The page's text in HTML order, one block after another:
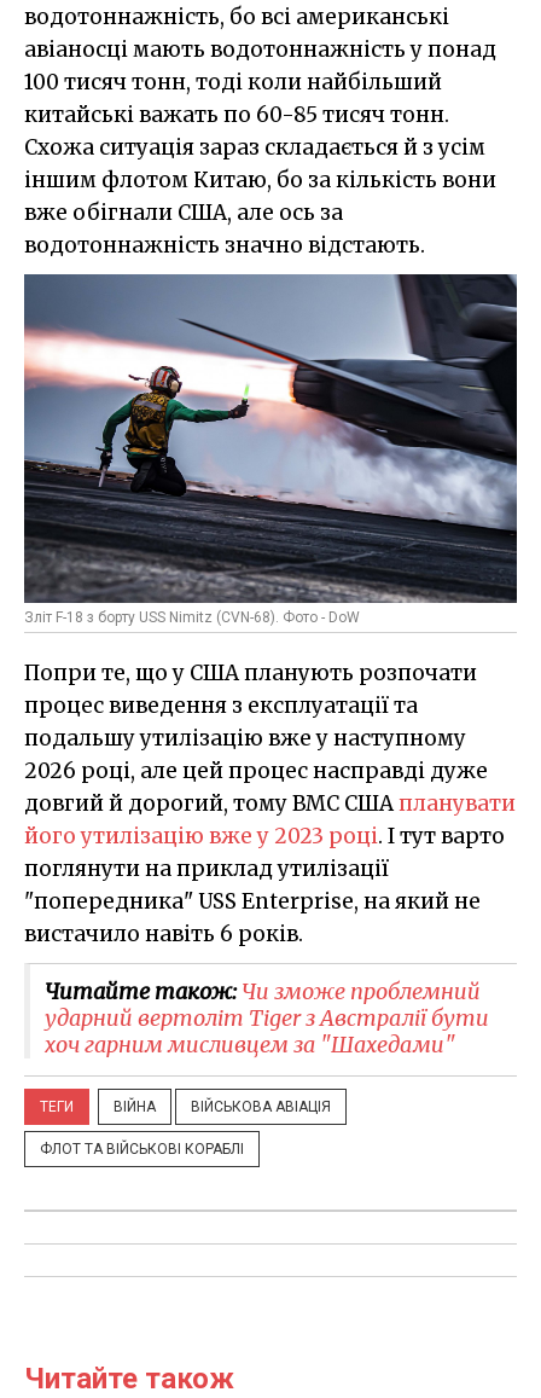
водотоннажність, бо всі американські
авіаносці мають водотоннажність у понад
100 тисяч тонн, тоді коли найбільший
китайські важать по 60-85 тисяч тонн.
Схожа ситуація зараз складається й з усім
іншим флотом Китаю, бо за кількість вони
вже обігнали США, але ось за
водотоннажність значно відстають.
Зліт F-18 з борту USS Nimitz (CVN-68). Фото - DoW
Попри те, що у США планують розпочати
процес виведення з експлуатації та
подальшу утилізацію вже у наступному
2026 році, але цей процес насправді дуже
довгий й дорогий, тому ВМС СШАпланувати
його утилізацію вже у 2023 році. І тут варто
поглянути на приклад утилізації
"попередника" USS Enterprise, на який не
вистачило навіть 6 років.
Читайте також:Чи зможе проблемний
ударний вертоліт Tiger з Австралії бути
хоч гарним мисливцем за "Шахедами"
ТЕГИ ВІЙНА ВІЙСЬКОВА АВІАЦІЯ
ФЛОТ ТА ВІЙСЬКОВІ КОРАБЛІ
Читайте також